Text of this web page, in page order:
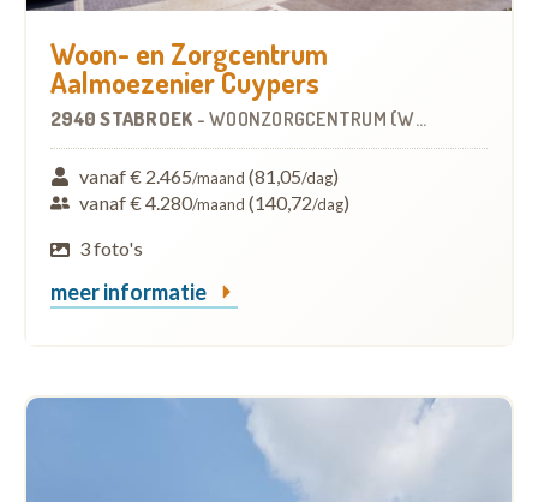
Woon- en Zorgcentrum
Aalmoezenier Cuypers
2940 STABROEK - WOONZORGCENTRUM (WZC)
vanaf € 2.465/maand (81,05/dag)
vanaf € 4.280/maand (140,72/dag)
3 foto's
meer informatie